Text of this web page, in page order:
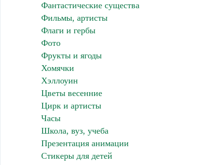
Фантастические существа
Фильмы, артисты
Флаги и гербы
Фото
Фрукты и ягоды
Хомячки
Хэллоуин
Цветы весенние
Цирк и артисты
Часы
Школа, вуз, учеба
Презентация анимации
Стикеры для детей